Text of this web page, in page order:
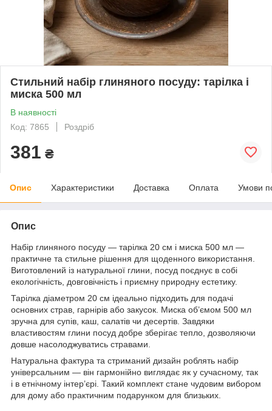
Стильний набір глиняного посуду: тарілка і
миска 500 мл
В наявності
Код: 7865
Роздріб
381 ₴
Опис Характеристики Доставка Оплата Умови
Опис
Набір глиняного посуду — тарілка 20 см і миска 500 мл —
практичне та стильне рішення для щоденного використання.
Виготовлений із натуральної глини, посуд поєднує в собі
екологічність, довговічність і приємну природну естетику.
Тарілка діаметром 20 см ідеально підходить для подачі
основних страв, гарнірів або закусок. Миска об’ємом 500 мл
зручна для супів, каш, салатів чи десертів. Завдяки
властивостям глини посуд добре зберігає тепло, дозволяючи
довше насолоджуватись стравами.
Натуральна фактура та стриманий дизайн роблять набір
універсальним — він гармонійно виглядає як у сучасному, так
і в етнічному інтер’єрі. Такий комплект стане чудовим вибором
для дому або практичним подарунком для близьких.